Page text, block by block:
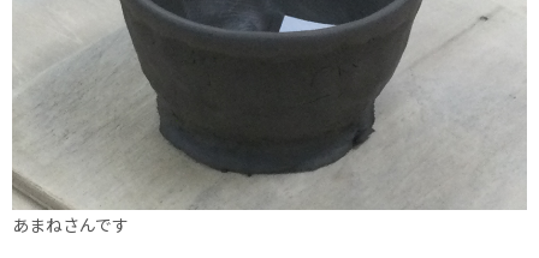
あまねさんです